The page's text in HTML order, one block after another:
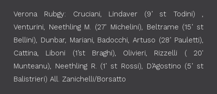
Verona Rubgy: Cruciani, Lindaver (9’ st Todini) ,
Venturini, Neethling M. (27' Michelini), Beltrame (15’ st
Bellini), Dunbar, Mariani, Badocchi, Artuso (28’ Pauletti),
Cattina, Liboni (1’st Braghi), Olivieri, Rizzelli ( 20'
Munteanu), Neethling R. (1’ st Rossi), D’Agostino (5’ st
Balistrieri) All. Zanichelli/Borsatto